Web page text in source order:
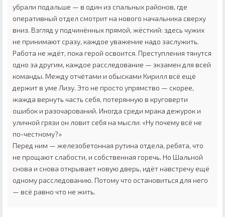
убрали подальше — в один из спальных районов, где
оперативный отдел смотрит на нового начальника сверху
вниз. Взгляд у подчинённых прямой, жёсткий: здесь чужих
не принимают сразу, каждое уважение надо заслужить.
Работа не ждёт, пока герой освоится. Преступления тянутся
одно за другим, каждое расследование — экзамен для всей
команды. Между отчётами и обысками Кирилл всё ещё
держит в уме Лизу. Это не просто упрямство — скорее,
жажда вернуть часть себя, потерянную в круговерти
ошибок и разочарований. Иногда среди мрака дежурок и
уличной грязи он ловит себя на мысли: «Ну почему всё не
по-честному?»
Перед ним — железобетонная рутина отдела, ребята, что
не прощают слабости, и собственная горечь. Но Шальной
снова и снова открывает новую дверь, идёт навстречу ещё
одному расследованию. Потому что остановиться для него
— всё равно что не жить.